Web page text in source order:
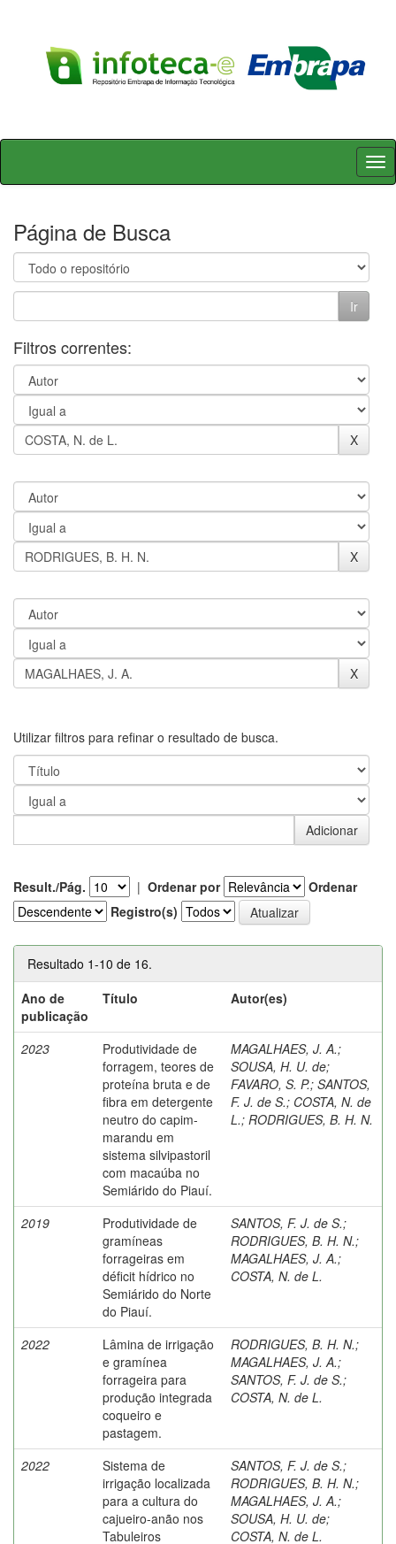
Skip
Página de Busca
Filtros correntes:
Utilizar filtros para refinar o resultado de busca.
Result./Pág. | Ordenar por
Ordenar
Registro(s)
Resultado 1-10 de 16.
Ano de
publicação
Título Autor(es)
2023
Produtividade de
forragem, teores de
proteína bruta e de
fibra em detergente
neutro do capim-
marandu em
sistema silvipastoril
com macaúba no
Semiárido do Piauí.
MAGALHAES, J. A.;
SOUSA, H. U. de;
FAVARO, S. P.; SANTOS,
F. J. de S.; COSTA, N. de
L.; RODRIGUES, B. H. N.
2019
Produtividade de
gramíneas
forrageiras em
déficit hídrico no
Semiárido do Norte
do Piauí.
SANTOS, F. J. de S.;
RODRIGUES, B. H. N.;
MAGALHAES, J. A.;
COSTA, N. de L.
2022
Lâmina de irrigação
e gramínea
forrageira para
produção integrada
coqueiro e
pastagem.
RODRIGUES, B. H. N.;
MAGALHAES, J. A.;
SANTOS, F. J. de S.;
COSTA, N. de L.
2022
Sistema de
irrigação localizada
para a cultura do
cajueiro-anão nos
Tabuleiros
SANTOS, F. J. de S.;
RODRIGUES, B. H. N.;
MAGALHAES, J. A.;
SOUSA, H. U. de;
COSTA, N. de L.